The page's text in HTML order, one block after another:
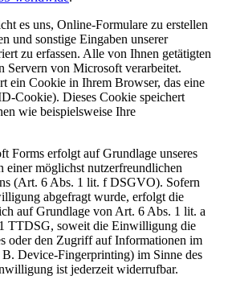
es uns, Online-Formulare zu erstellen
und sonstige Eingaben unserer
zu erfassen. Alle von Ihnen getätigten
Servern von Microsoft verarbeitet.
ein Cookie in Ihrem Browser, das eine
Cookie). Dieses Cookie speichert
wie beispielsweise Ihre
Forms erfolgt auf Grundlage unseres
einer möglichst nutzerfreundlichen
(Art. 6 Abs. 1 lit. f DSGVO). Sofern
abgefragt wurde, erfolgt die
auf Grundlage von Art. 6 Abs. 1 lit. a
TTDSG, soweit die Einwilligung die
oder den Zugriff auf Informationen im
B. Device-Fingerprinting) im Sinne des
ist jederzeit widerrufbar.